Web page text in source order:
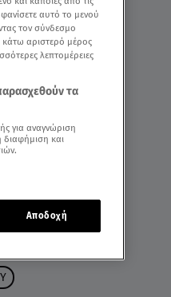
αυτό το μενού
τον σύνδεσμο
κάτω αριστερό μέρος
λεπτομέρειες
τα
για αναγνώριση
και
Αποδοχή